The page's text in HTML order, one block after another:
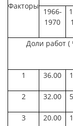
Факторы
1966-
1970
Доли работ (
1 36.00
2 32.00
3 20.00